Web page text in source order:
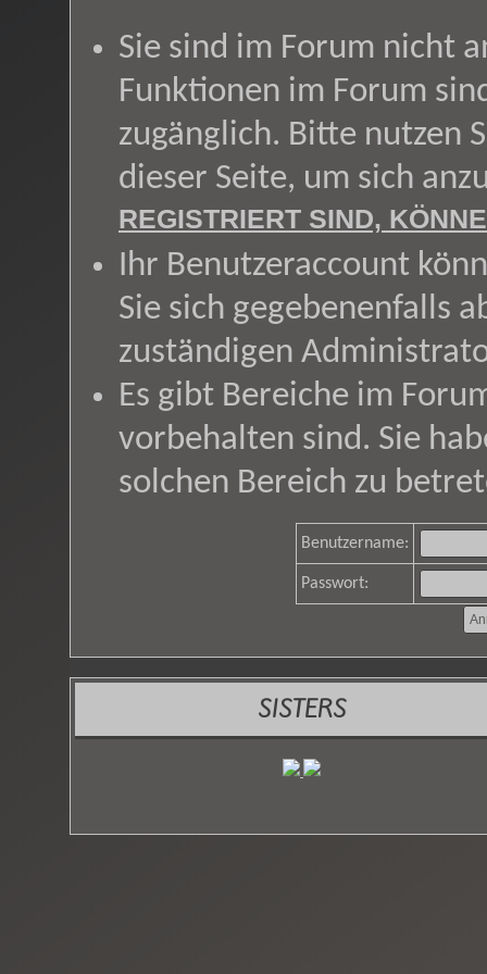
Sie sind im Forum nicht
Funktionen im Forum
zugänglich. Bitte nutzen
dieser Seite, um sich
REGISTRIERT SIND,
Ihr Benutzeraccount
Sie sich gegebenenfalls
zuständigen
Es gibt Bereiche im
vorbehalten sind. Sie
solchen Bereich zu
Benutzername:
Passwort:
SISTERS